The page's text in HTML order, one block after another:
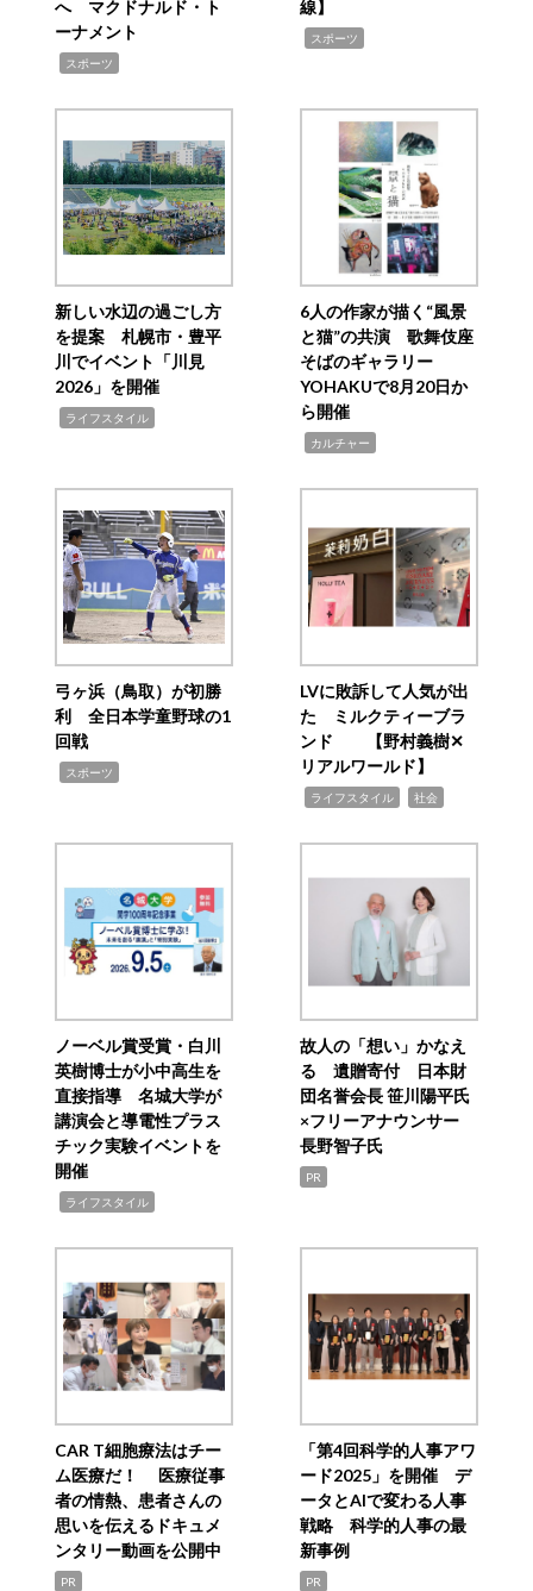
へ マクドナルド・ト
ーナメント
スポーツ
線】
スポーツ
新しい水辺の過ごし方
を提案 札幌市・豊平
川でイベント「川見
2026」を開催
ライフスタイル
6人の作家が描く“風景
と猫”の共演 歌舞伎座
そばのギャラリー
YOHAKUで8月20日か
ら開催
カルチャー
弓ヶ浜（鳥取）が初勝
利 全日本学童野球の1
回戦
スポーツ
LVに敗訴して人気が出
た ミルクティーブラ
ンド 【野村義樹✕
リアルワールド】
ライフスタイル 社会
ノーベル賞受賞・白川
英樹博士が小中高生を
直接指導 名城大学が
講演会と導電性プラス
チック実験イベントを
開催
ライフスタイル
故人の「想い」かなえ
る 遺贈寄付 日本財
団名誉会長 笹川陽平氏
×フリーアナウンサー
長野智子氏
PR
CAR T細胞療法はチー
ム医療だ！ 医療従事
者の情熱、患者さんの
思いを伝えるドキュメ
ンタリー動画を公開中
PR
「第4回科学的人事アワ
ード2025」を開催 デ
ータとAIで変わる人事
戦略 科学的人事の最
新事例
PR